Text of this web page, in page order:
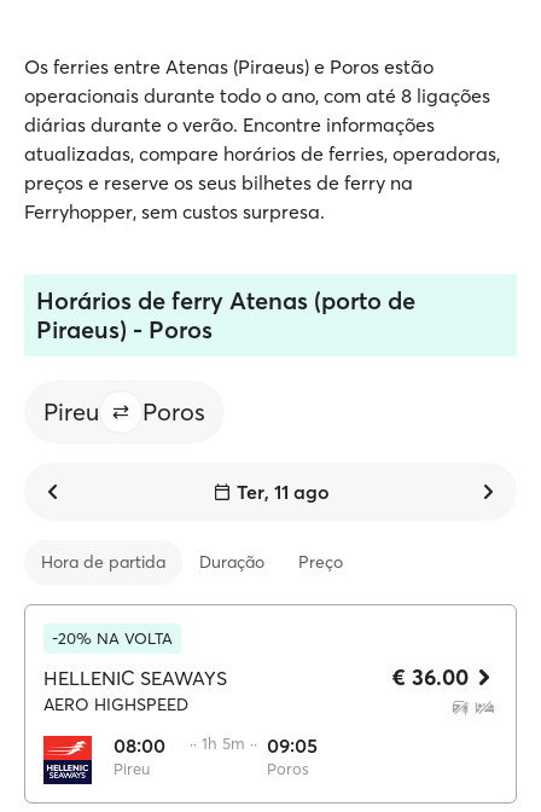
Os ferries entre Atenas (Piraeus) e Poros estão
operacionais durante todo o ano, com até 8 ligações
diárias durante o verão. Encontre informações
atualizadas, compare horários de ferries, operadoras,
preços e reserve os seus bilhetes de ferry na
Ferryhopper, sem custos surpresa.
Horários de ferry Atenas (porto de
Piraeus) - Poros
Pireu Poros
Ter, 11 ago
Hora de partida Duração Preço
-20% NA VOLTA
HELLENIC SEAWAYS
AERO HIGHSPEED
08:00
Pireu
·· 1h 5m ·· 09:05
Poros
€ 36.00